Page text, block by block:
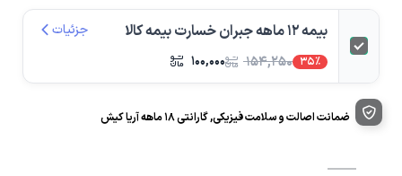
بیمه 12 ماهه جبران خسارت بیمه کالا
35% ۱۵۴,۲۵۰ ۱۰۰,۰۰۰
جزئیات
ضمانت اصالت و سلامت فیزیکی, گارانتی ۱۸ ماهه آریا کیش